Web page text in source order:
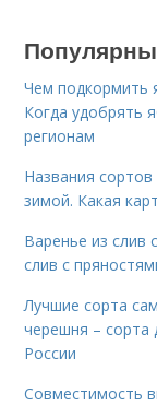
Чем подкормить
Когда удобрять
регионам
Названия
зимой. Какая
Варенье из слив
слив с
Лучшие сорта
черешня – сорта
России
Совместимость